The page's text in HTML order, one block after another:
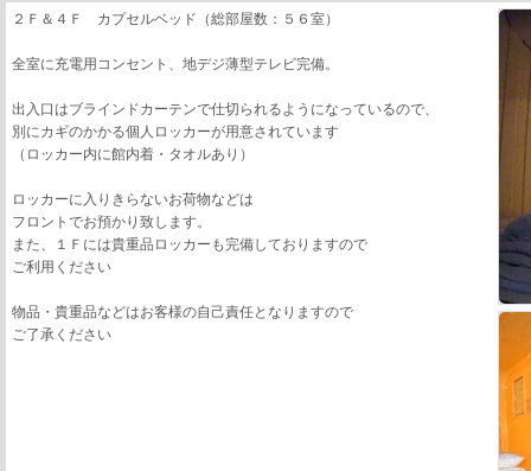
２Ｆ＆４Ｆ カプセルベッド（総部屋数：５６室）
全室に充電用コンセント、地デジ薄型テレビ完備。
出入口はブラインドカーテンで仕切られるようになっているので、
別にカギのかかる個人ロッカーが用意されています
（ロッカー内に館内着・タオルあり）
ロッカーに入りきらないお荷物などは
フロントでお預かり致します。
また、１Ｆには貴重品ロッカーも完備しておりますので
ご利用ください
物品・貴重品などはお客様の自己責任となりますので
ご了承ください